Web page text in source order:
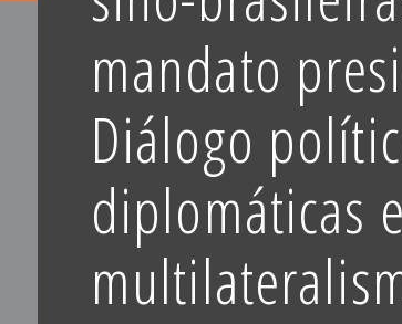
mandato
Diálogo
diplomáticas e